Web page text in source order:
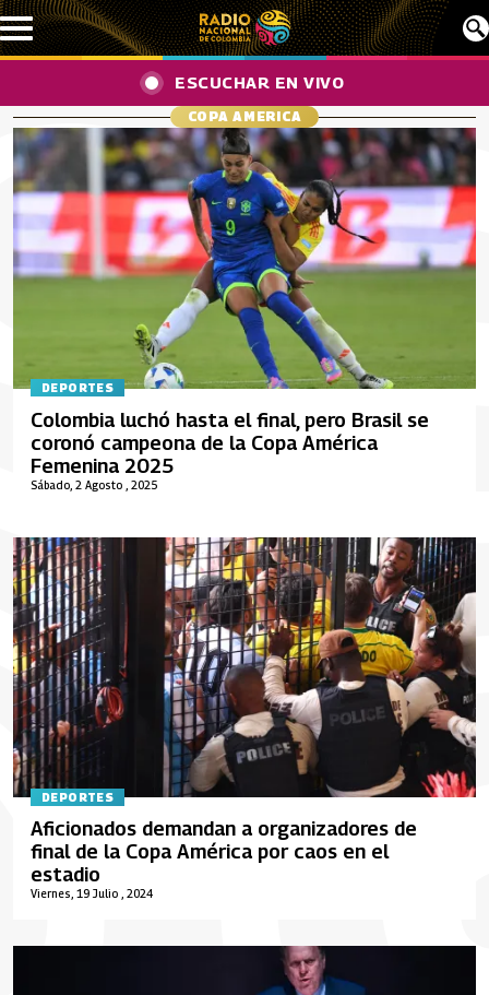
Pasar al contenido principal
ESCUCHAR EN VIVO
COPA AMERICA
DEPORTES
Sábado, 2 Agosto , 2025
Colombia luchó hasta el final, pero Brasil se
coronó campeona de la Copa América
Femenina 2025
DEPORTES
Viernes, 19 Julio , 2024
Aficionados demandan a organizadores de
final de la Copa América por caos en el
estadio